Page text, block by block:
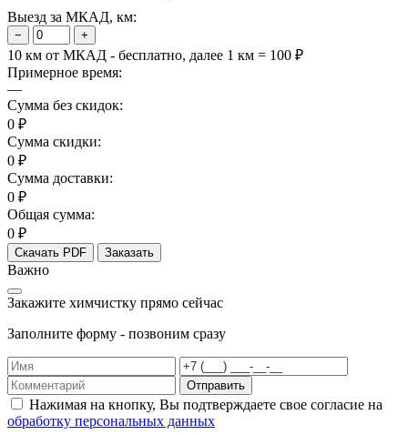
Выезд за МКАД, км:
− +
10 км от МКАД - бесплатно, далее 1 км = 100 ₽
Примерное время:
—
Сумма без скидок:
0 ₽
Сумма скидки:
0 ₽
Сумма доставки:
0 ₽
Общая сумма:
0 ₽
Скачать PDF Заказать
Важно
Закажите химчистку прямо сейчас
Заполните форму - позвоним сразу
Отправить
Нажимая на кнопку, Вы подтверждаете свое согласие на
обработку персональных данных